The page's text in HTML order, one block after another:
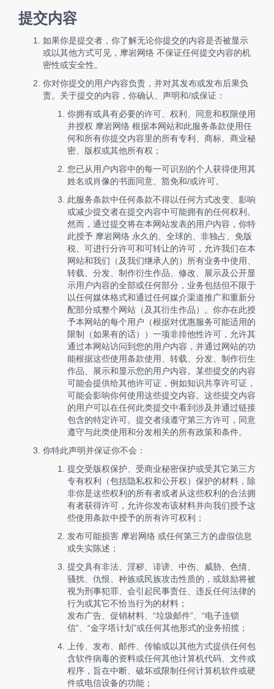
提交内容
如果你是提交者，你了解无论你提交的内容是否被显示
或以其他方式可见，摩岩网络 不保证任何提交内容的机
密性或安全性。
你对你提交的用户内容负责，并对其发布或发布后果负
责。关于提交的内容，你确认、声明和/或保证：
你拥有或具有必要的许可、权利、同意和权限使用
并授权 摩岩网络 根据本网站和此服务条款使用任
何和所有你提交内容里的所有专利、商标、商业秘
密、版权或其他所有权；
您已从用户内容中的每一可识别的个人获得使用其
姓名或肖像的书面同意、豁免和/或许可。
此服务条款中任何条款不得以任何方式改变、影响
或减少提交者在提交内容中可能拥有的任何权利。
然而，通过提交将在本网站发表的用户内容，你特
此授予 摩岩网络 永久的、全球的、非独占、免版
税、可进行分许可和可转让的许可，允许我们在本
网站和我们（及我们继承人的）所有业务中使用、
转载、分发、制作衍生作品、修改、展示及公开显
示用户内容的全部或任何部分，业务包括但不限于
以任何媒体格式和通过任何媒介渠道推广和重新分
配部分或整个网站（及其衍生作品）。你亦在此授
予本网站的每个用户（根据对优惠服务可能适用的
限制（如果有的话））一项非排他性许可，允许其
通过本网站访问到您的用户内容，并通过网站的功
能根据这些使用条款使用、转载、分发、制作衍生
作品、展示和显示您的用户内容。某些提交的内容
可能会提供给其他许可证，例如知识共享许可证，
可能会影响你何使用这些提交内容。这些提交内容
的用户可以在任何此类提交中看到涉及并通过链接
包含的特定许可。提交者须遵守第三方许可，同意
遵守与此类使用和分发相关的所有政策和条件。
你特此声明并保证你不会：
提交受版权保护、受商业秘密保护或受其它第三方
专有权利（包括隐私权和公开权）保护的材料，除
非你是这些权利的所有者或者从这些权利的合法拥
有者获得许可，允许你发布该材料并向我们授予这
些使用条款中授予的所有许可权利；
发布可能损害 摩岩网络 或任何第三方的虚假信息
或失实陈述；
提交具有非法、淫秽、诽谤、中伤、威胁、色情、
骚扰、仇恨、种族或民族攻击性质的，或鼓励将被
视为刑事犯罪、会引起民事责任、违反任何法律的
行为或其它不恰当行为的材料；
发布广告、促销材料、“垃圾邮件”、“电子连锁
信”、“金字塔计划”或任何其他形式的业务招揽；
上传、发布、邮件、传输或以其他方式提供任何包
含软件病毒的资料或任何其他计算机代码、文件或
程序，旨在中断、破坏或限制任何计算机软件或硬
件或电信设备的功能；